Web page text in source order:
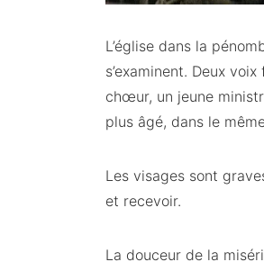
L’église dans la
s’examinent. Deux
chœur, un jeune
plus âgé, dans le
Les visages sont
et recevoir.
La douceur de la